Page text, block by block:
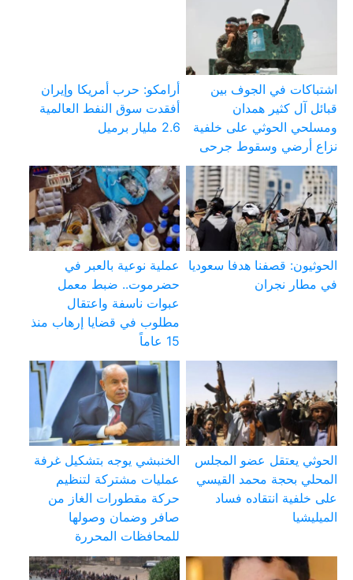
اشتباكات في الجوف بين
قبائل آل كثير همدان
ومسلحي الحوثي على خلفية
نزاع أرضي وسقوط جرحى
أرامكو: حرب أمريكا وإيران
أفقدت سوق النفط العالمية
2.6 مليار برميل
الحوثيون: قصفنا هدفا سعوديا
في مطار نجران
عملية نوعية بالعبر في
حضرموت.. ضبط معمل
عبوات ناسفة واعتقال
مطلوب في قضايا إرهاب منذ
15 عاماً
الحوثي يعتقل عضو المجلس
المحلي بحجة محمد القيسي
على خلفية انتقاده فساد
الميليشيا
الخنبشي يوجه بتشكيل غرفة
عمليات مشتركة لتنظيم
حركة مقطورات الغاز من
صافر وضمان وصولها
للمحافظات المحررة